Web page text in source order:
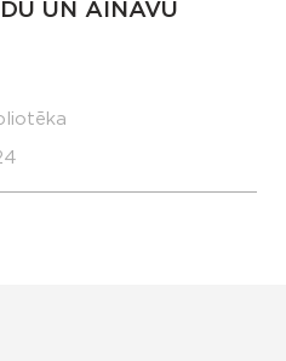
UN AINAVU